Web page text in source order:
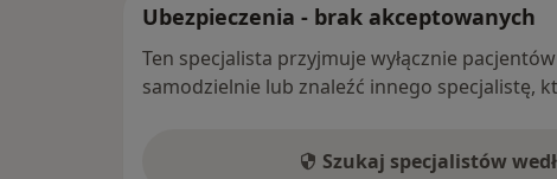
Ubezpieczenia - brak akceptowanych
Ten specjalista przyjmuje wyłącznie
samodzielnie lub znaleźć innego specjalistę,
Szukaj specjalistów